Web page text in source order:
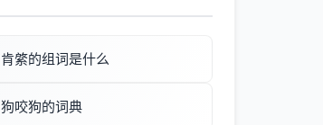
肯綮的组词是什么
狗咬狗的词典